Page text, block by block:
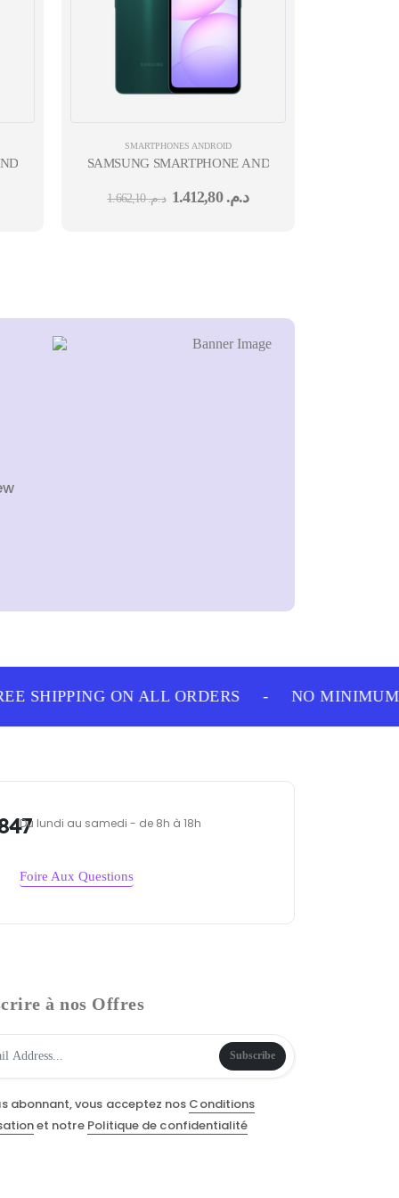
5G DS 12 MPX 50 MPX 8 MPX 5 MPX 12M
A07 6.7'' MEDIATEK 4GO 64GO 4G DS CAM AV 8MP CAM
SMARTPHONES ANDROID
SAMSUNG SMARTPHONE ANDROID A07 6.7''
د.م.1.662,10 د.م. 1.412,80
SHIPPING ON ALL ORDERS NO MINIMUM
Du lundi au samedi - de 8h à 18h
Foire Aux Questions
à nos Offres
Subscribe
abonnant, vous acceptez nos Conditions
et notre Politique de confidentialité